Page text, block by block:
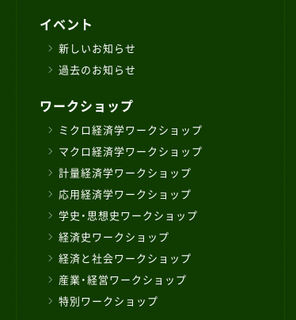
イベント
新しいお知らせ
過去のお知らせ
ワークショップ
ミクロ経済学ワークショップ
マクロ経済学ワークショップ
計量経済学ワークショップ
応用経済学ワークショップ
学史・思想史ワークショップ
経済史ワークショップ
経済と社会ワークショップ
産業・経営ワークショップ
特別ワークショップ